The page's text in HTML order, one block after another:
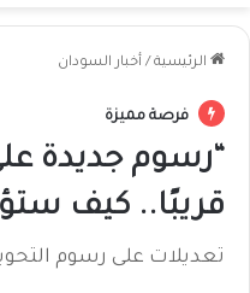
الرئيسية / أخبار السودان
فرصة مميزة
“رسوم جديدة
قريبًا.. كيف
تعديلات على رسوم